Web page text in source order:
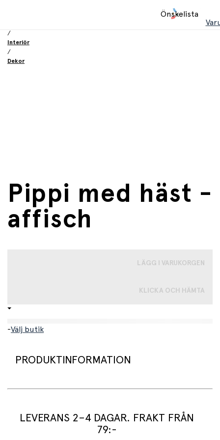
Önskelista
/
Interiör
/
Dekor
Pippi med häst -
affisch
LÄGG I VARUKORGEN
KLICKA OCH HÄMTA
-Välj butik
PRODUKTINFORMATION
En ikonisk och älskad illustration av Ingrid Vang Nyman
som fångar Pippis styrka, mod och lekfulla personlighet.
LEVERANS 2–4 DAGAR. FRAKT FRÅN
79:-